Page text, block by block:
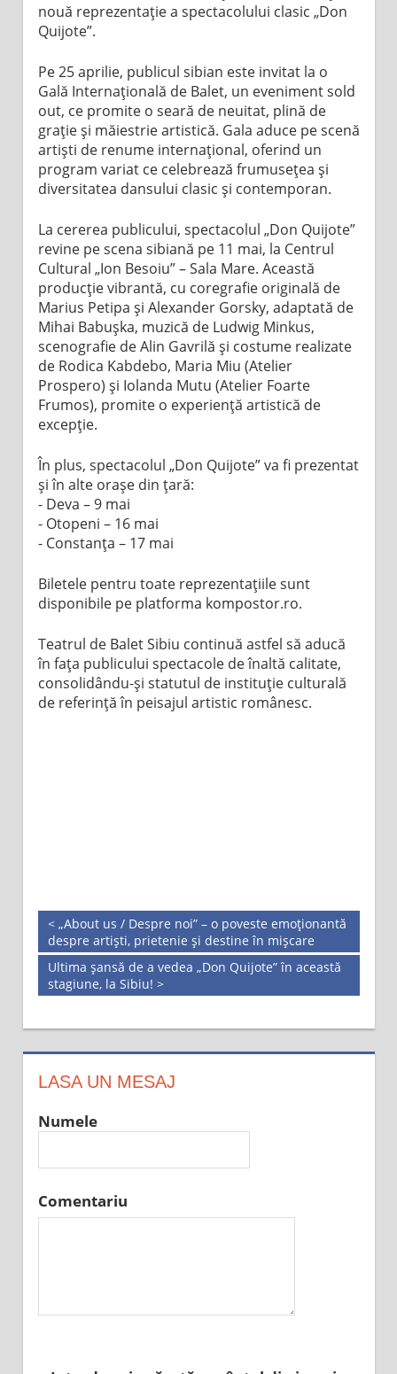
nouă reprezentație a spectacolului clasic „Don
Quijote”.
Pe 25 aprilie, publicul sibian este invitat la o
Gală Internațională de Balet, un eveniment sold
out, ce promite o seară de neuitat, plină de
grație și măiestrie artistică. Gala aduce pe scenă
artiști de renume internațional, oferind un
program variat ce celebrează frumusețea și
diversitatea dansului clasic și contemporan.
La cererea publicului, spectacolul „Don Quijote”
revine pe scena sibiană pe 11 mai, la Centrul
Cultural „Ion Besoiu” – Sala Mare. Această
producție vibrantă, cu coregrafie originală de
Marius Petipa și Alexander Gorsky, adaptată de
Mihai Babușka, muzică de Ludwig Minkus,
scenografie de Alin Gavrilă și costume realizate
de Rodica Kabdebo, Maria Miu (Atelier
Prospero) și Iolanda Mutu (Atelier Foarte
Frumos), promite o experiență artistică de
excepție.
În plus, spectacolul „Don Quijote” va fi prezentat
și în alte orașe din țară:
- Deva – 9 mai
- Otopeni – 16 mai
- Constanța – 17 mai
Biletele pentru toate reprezentațiile sunt
disponibile pe platforma kompostor.ro.
Teatrul de Balet Sibiu continuă astfel să aducă
în fața publicului spectacole de înaltă calitate,
consolidându-și statutul de instituție culturală
de referință în peisajul artistic românesc.
< „About us / Despre noi” – o poveste emoționantă
despre artiști, prietenie și destine în mișcare
Ultima șansă de a vedea „Don Quijote” în această
stagiune, la Sibiu! >
LASA UN MESAJ
Numele
Comentariu